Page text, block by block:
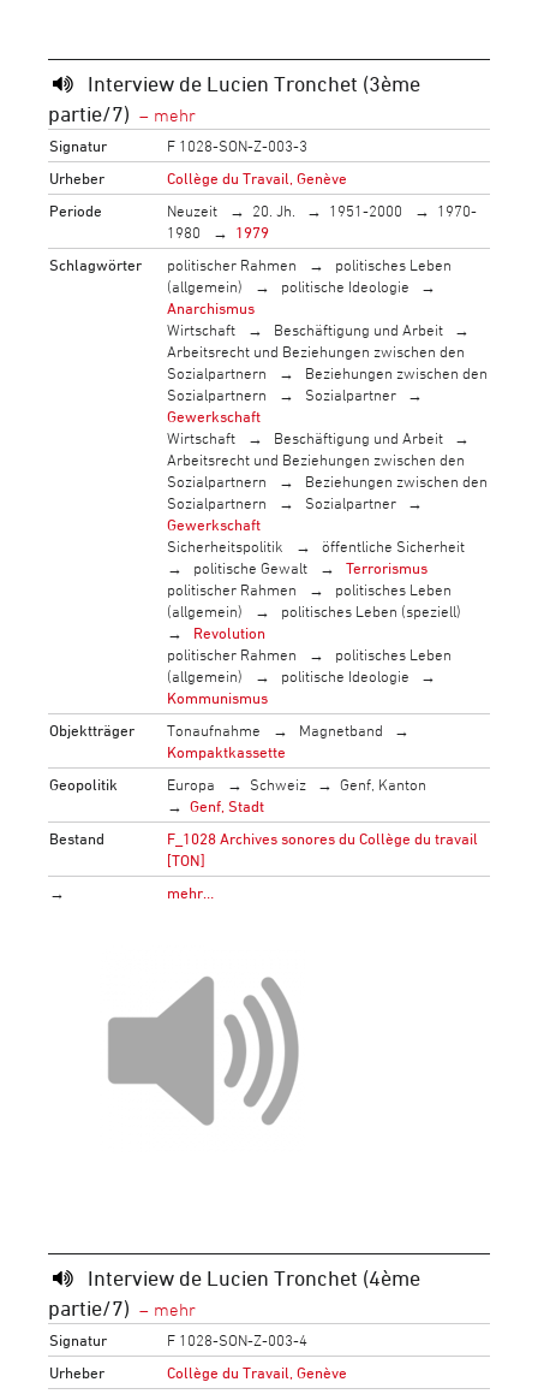
Interview de Lucien Tronchet (3ème
partie/7)
Signatur
F 1028-SON-Z-003-3
Urheber
Collège du Travail, Genève
Periode
Neuzeit 20. Jh. 1951-2000
1970-
1980
1979
Schlagwörter
politischer Rahmen
politisches Leben
(allgemein)
politische Ideologie
Anarchismus
Wirtschaft
Beschäftigung und Arbeit
Arbeitsrecht und Beziehungen zwischen den
Sozialpartnern
Beziehungen zwischen den
Sozialpartnern
Sozialpartner
Gewerkschaft
Wirtschaft
Beschäftigung und Arbeit
Arbeitsrecht und Beziehungen zwischen den
Sozialpartnern
Beziehungen zwischen den
Sozialpartnern
Sozialpartner
Gewerkschaft
Sicherheitspolitik
öffentliche Sicherheit
politische Gewalt
Terrorismus
politischer Rahmen
politisches Leben
(allgemein)
politisches Leben (speziell)
Revolution
politischer Rahmen
politisches Leben
(allgemein)
politische Ideologie
Kommunismus
Objektträger
Tonaufnahme
Magnetband
Kompaktkassette
Geopolitik
Europa Schweiz
Genf, Kanton
Genf, Stadt
Bestand
F_1028 Archives sonores du Collège du travail
[TON]
→
mehr…
Interview de Lucien Tronchet (4ème
partie/7)
Signatur
F 1028-SON-Z-003-4
Urheber
Collège du Travail, Genève